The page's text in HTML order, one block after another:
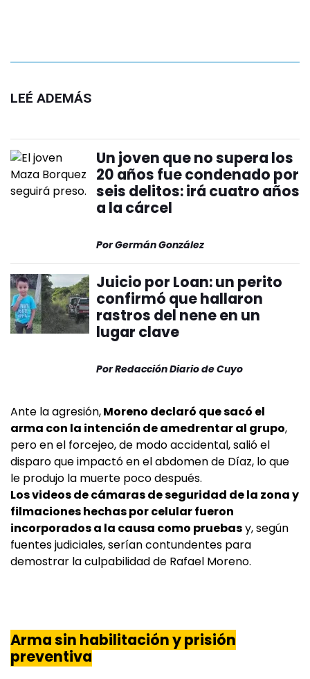
LEÉ ADEMÁS
Un joven que no supera los
20 años fue condenado por
seis delitos: irá cuatro años
a la cárcel
PorGermán González
Juicio por Loan: un perito
confirmó que hallaron
rastros del nene en un
lugar clave
PorRedacción Diario de Cuyo
Ante la agresión,Moreno declaró que sacó el
arma con la intención de amedrentar al grupo,
pero en el forcejeo, de modo accidental, salió el
disparo que impactó en el abdomen de Díaz, lo que
le produjo la muerte poco después.
Los videos de cámaras de seguridad de la zona y
filmaciones hechas por celular fueron
incorporados a la causa como pruebasy, según
fuentes judiciales, serían contundentes para
demostrar la culpabilidad de Rafael Moreno.
Arma sin habilitación y prisión
preventiva